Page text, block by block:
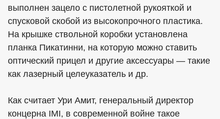
выполнен зацело с пистолетной рукояткой и
спусковой скобой из высокопрочного пластика.
На крышке ствольной коробки установлена
планка Пикатинни, на которую можно ставить
оптический прицел и другие аксессуары — такие
как лазерный целеуказатель и др.
Как считает Ури Амит, генеральный директор
концерна IМI, в современной войне такое